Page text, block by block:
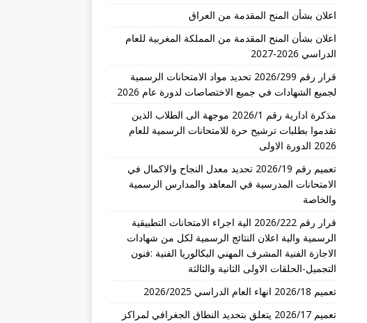
اعلان بشأن المنح المقدمة من العراق
اعلان بشأن المنح المقدمة من المملكة المغربية للعام
الدراسي 2026-2027
قرار رقم 2026/299 تحديد مواد الامتحانات الرسمية
لجميع الشهادات في جميع الاختصاصات لدورة عام 2026
مذكرة ادارية رقم 2026/1 موجهة الى الطلاب الذين
تقدموا بطلبات ترشيح حرة للامتحانات الرسمية للعام
2026 الدورة الاولى
تعميم رقم 2026/19 تحديد معدل النجاح والاكمال في
الامتحانات المدرسية في المعاهد والمدارس الرسمية
والخاصة
قرار رقم 2026/222 الية اجراء الامتحانات التطبيقية
الرسمية والية اعلان النتائج الرسمية لكل من شهادات
الاجازة الفنية المشرف المهني البكالوريا الفنية :فنون
التجميل-الحلقات الاولى الثانية والثالثة
تعميم 2026/18 انهاء العام الدراسي 2026/2025
تعميم 2026/17 يتعلق بتحديد النطاق الجغرافي لمراكز